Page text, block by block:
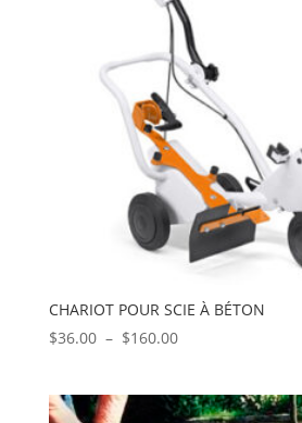
CHARIOT POUR SCIE À BÉTON
$36.00 – $160.00Plage
$36.00